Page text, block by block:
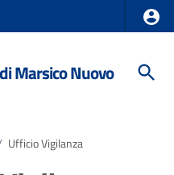
Marsico Nuovo
Ufficio Vigilanza